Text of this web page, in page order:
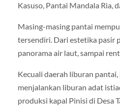
Kasuso, Pantai Mandala Ria,
Masing-masing pantai
tersendiri. Dari estetika pasir
panorama air laut, sampai
Kecuali daerah liburan
menjalankan liburan adat
produksi kapal Pinisi di Desa